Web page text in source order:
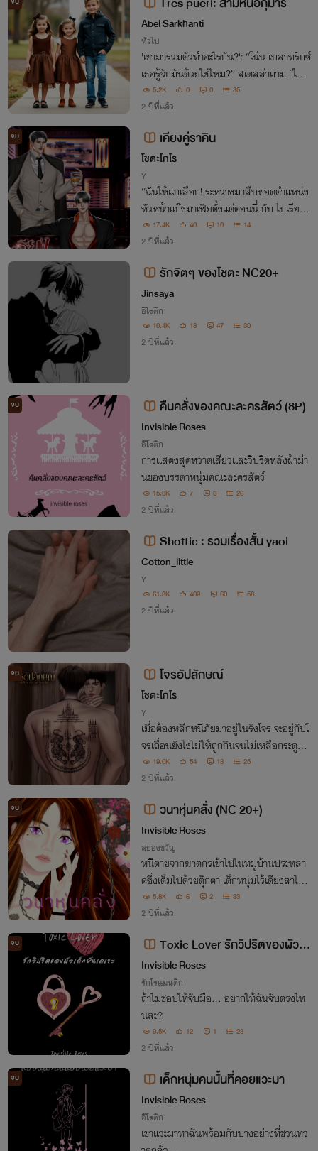
Abel Sarkhanti
ทั่วไป
'เขามารวมตัวทำอะไรกัน?': “โน่น เบลาทริกซ์
เธอรู้จักมันด้วยใช่ไหม?” สเตลล่าถาม “ใช่ ฉั
นจำมันมาจากเรื่องหนึ่ง แต่เธอรู้จักด้วยหร
อ? มันคือ…” ผมกำลังเดาคำตอบ “เบลลาท
5.2K 0 0 35
2 ปีที่แล้ว
จบ เคียงคู่ราคิน
โชตะโกโร
Y
“ฉันให้แกเลือก! ระหว่างมาสืบทอดตำแหน่ง
หัวหน้าแก๊งมาเฟียตั้งแต่ตอนนี้ กับ ไปเรียนรู้
งานกับพี่ฟาเรนคนที่แกเรียกเขาว่าตาลุง! ถ้า
แกไม่เลือกสักทางฉันจะเลือกให้แกเอง”
17.4K 40 10 14
2 ปีที่แล้ว
รักจิตๆ ของโชตะ NC20+
Jinsaya
อีโรติก
10.4K 18 47 30
2 ปีที่แล้ว
จบ คืนคลั่งของคณะละครสัตว์ (8P)
Invisible Roses
อีโรติก
การแสดงสุดหวาดเสียวและวิปริตหลังผ้าม่า
นของบรรดาหนุ่มคณะละครสัตว์
15.3K 7 3 26
2 ปีที่แล้ว
Shotfic : รวมเรื่องสั้น yaoi
Cotton_little
Y
61.3K 409 60 58
2 ปีที่แล้ว
จบ โจรอัปลักษณ์
โชตะโกโร
Y
เมื่อต้องหลีกหนีภัยมาอยู่ในรังโจร จะอยู่กับโ
จรเถื่อนยังไงไม่ให้ถูกกินจนไม่เหลือกระดูก อ
ย่างน้อยก็เหลือกระดูกไว้ดูต่างหน้าหน่อยเถอ
ะนะคุณโจร!
19.0K 54 13 25
2 ปีที่แล้ว
จบ วนาหุ่นคลั่ง (NC 20+)
Invisible Roses
สยองขวัญ
หนีตายจากฆาตกรเข้าไปในหมู่บ้านประหลา
ดซึ่งเต็มไปด้วยตุ๊กตา เด็กหนุ่มไร้เดียงสาได้ช่
วยเธอเอาไว้ก่อนที่ความประหลาดและบ้าคลั่
งจะเผยออกมาไม่สิ้นสุด
5.8K 6 2 33
2 ปีที่แล้ว
จบ
Toxic Lover รักวิปริตของผัวเด็
กยันเดเระ (NC 20+)
Invisible Roses
รักโรแมนติก
ถ้าไม่ชอบให้จับมือ... อยากให้ฉันจับตรงไห
นล่ะ?
9.5K 12 1 23
2 ปีที่แล้ว
จบ เด็กหนุ่มคนนั้นที่คอยแวะมา
Invisible Roses
อีโรติก
เขาแวะมาหาฉันพร้อมกับบางอย่างที่ชวนหว